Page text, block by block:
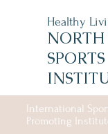
Healthy
NORTH
SPORTS
International
Promoting